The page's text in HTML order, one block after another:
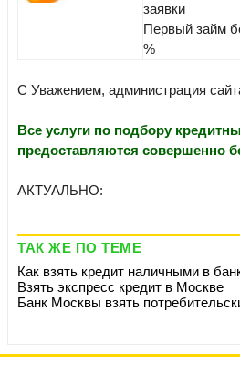
заявки
Первый займ
%
С Уважением, администрация
Все услуги по подбору
предоставляются совершенно
АКТУАЛЬНО:
ТАК ЖЕ ПО ТЕМЕ
Как взять кредит наличными в
Взять экспресс кредит в Москве
Банк Москвы взять